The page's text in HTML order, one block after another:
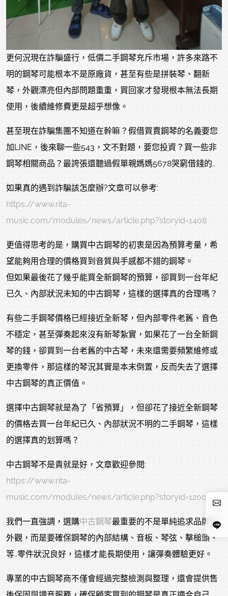
更何況現在詐騙盛行，低價二手鋼琴充斥市場，許多來路不
明的鋼琴可能根本不是原廠貨，甚至有些是拼裝琴、翻新
琴，外觀漂亮但內部問題重重，買回家才發現根本無法長期
使用，後續維修費更是超乎想像。
甚至現在詐騙集團不知道在幹嘛？假借買賣鋼琴的名義要您
加LINE，後來聊一些543，文不對題，要您投資？買一些非
鋼琴相關商品？最誇張還聽過假單親媽媽5678哭窮借錢的..
如果真的遇到詐騙該怎麼辦?文章可以參考:
https://www.rita-
music.com/modules/news/article.php?storyid=1408
更值得思考的是，購買中古鋼琴的初衷是因為預算考量，希
望能夠用合理的價格買到音質與手感都不錯的鋼琴。
但如果最後花了幾乎能買全新鋼琴的預算，卻買到一台年紀
已久、內部狀況未知的中古鋼琴，這樣的選擇真的合理嗎？
有些二手鋼琴價格已經接近全新琴，但內部零件老舊、音色
不穩定，甚至彈奏起來沒有新琴紮實，如果花了一台全新鋼
琴的錢，卻買到一台老舊的中古琴，未來還需要頻繁維修或
更換零件，那這樣的琴況其實是本末倒置，反而失去了選擇
中古鋼琴的真正價值。
選擇中古鋼琴就是為了「省預算」，但卻花了接近全新鋼琴
的價格去買一台年紀已久、內部狀況不明的二手鋼琴，這樣
的選擇真的划算嗎？
中古鋼琴不是貴就是好，文章歡迎參閱:
https://www.rita-
music.com/modules/news/article.php?storyid=1200
我們一直強調，選購中古鋼琴最重要的不是單純追求品牌或
外觀，而是要確保鋼琴的內部結構、音板、琴弦、擊槌頭、
等..零件狀況良好，這樣才能長期使用，讓彈奏體驗更好。
專業的中古鋼琴商不僅會經過完整檢測與整理，還會提供售